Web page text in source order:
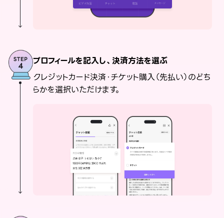
プロフィールを記入し、決済方法を選ぶ
クレジットカード決済・チケット購入（先払い）のどち
らかを選択いただけます。